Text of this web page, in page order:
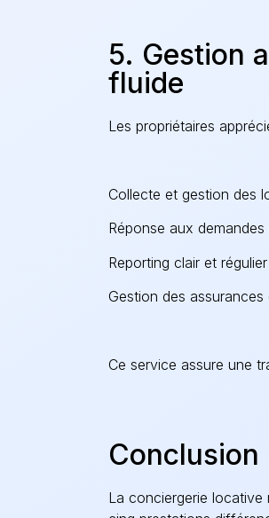
5. Gestion
fluide
Les propriétaires
Collecte et gestion des
Réponse aux
Reporting clair et
Gestion des
Ce service assure une
Conclusion
La conciergerie locative